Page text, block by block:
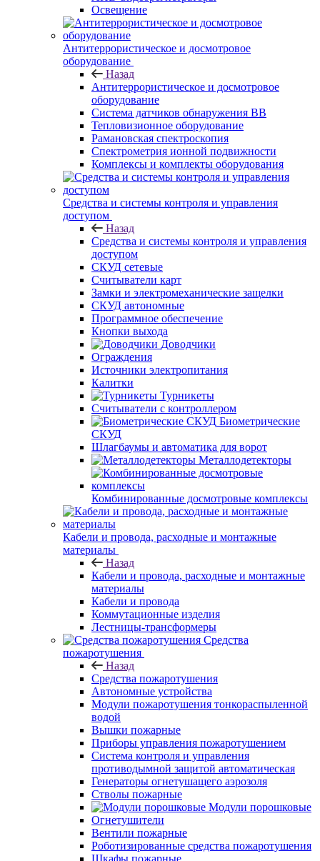
Освещение
Антитеррористическое и досмотровое
оборудование
Назад
Антитеррористическое и досмотровое
оборудование
Cистема датчиков обнаружения ВВ
Тепловизионное оборудование
Рамановская спектроскопия
Спектрометрия ионной подвижности
Комплексы и комплекты оборудования
Средства и системы контроля и управления
доступом
Назад
Средства и системы контроля и управления
доступом
СКУД сетевые
Считыватели карт
Замки и электромеханические защелки
СКУД автономные
Программное обеспечение
Кнопки выхода
Доводчики
Ограждения
Источники электропитания
Калитки
Турникеты
Считыватели с контроллером
Биометрические
СКУД
Шлагбаумы и автоматика для ворот
Металлодетекторы
Комбинированные досмотровые комплексы
Кабели и провода, расходные и монтажные
материалы
Назад
Кабели и провода, расходные и монтажные
материалы
Кабели и провода
Коммутационные изделия
Лестницы-трансформеры
Средства
пожаротушения
Назад
Средства пожаротушения
Автономные устройства
Модули пожаротушения тонкораспыленной
водой
Вышки пожарные
Приборы управления пожаротушением
Система контроля и управления
противодымной защитой автоматическая
Генераторы огнетушащего аэрозоля
Стволы пожарные
Модули порошковые
Огнетушители
Вентили пожарные
Роботизированные средства пожаротушения
Шкафы пожарные